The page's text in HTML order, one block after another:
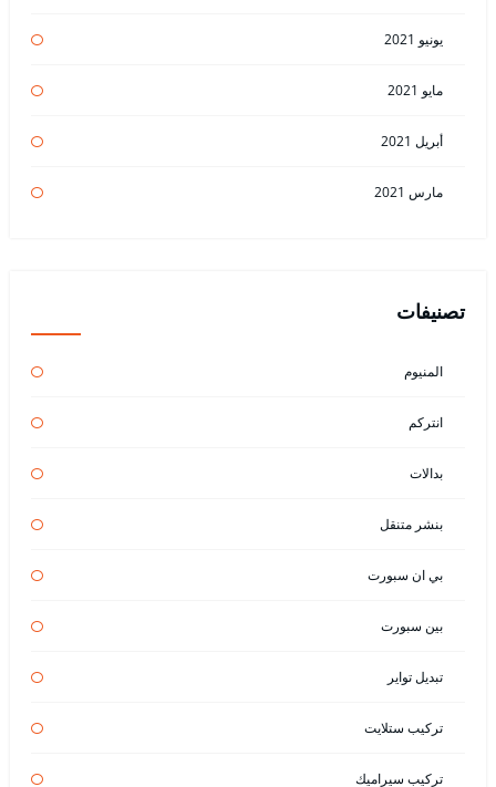
يونيو 2021
مايو 2021
أبريل 2021
مارس 2021
تصنيفات
المنيوم
انتركم
بدالات
بنشر متنقل
بي ان سبورت
بين سبورت
تبديل تواير
تركيب ستلايت
تركيب سيراميك